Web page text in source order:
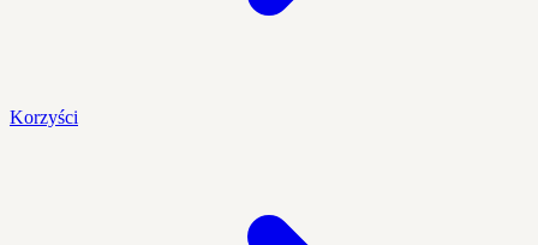
Korzyści